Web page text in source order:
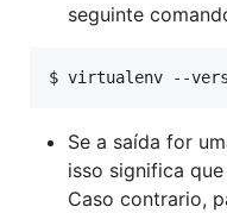
seguinte
$ virtualenv --
Se a saída for
isso significa
Caso contrario,